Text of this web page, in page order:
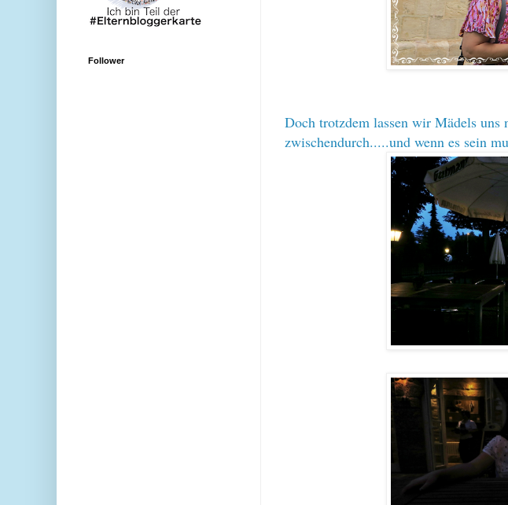
Doch trotzdem lassen wir Mädels
zwischendurch.....und wenn es sein
Follower